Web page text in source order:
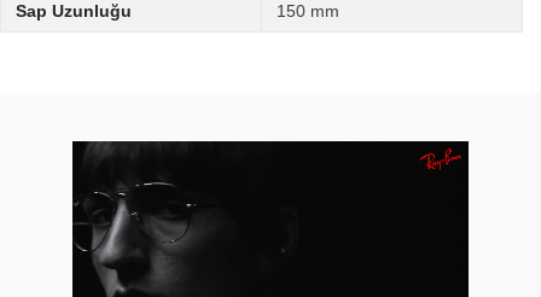
Sap Uzunluğu 150 mm